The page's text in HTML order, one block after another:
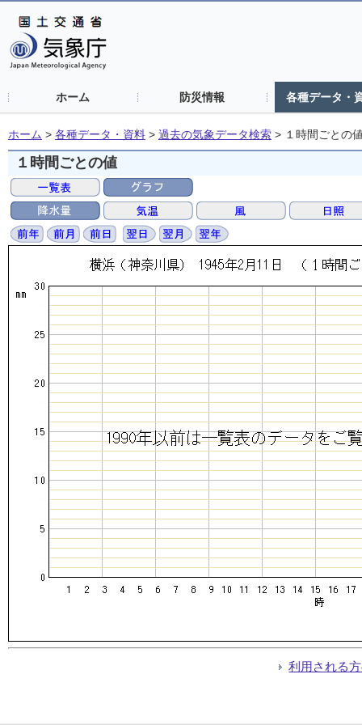
ホーム 防災情報 各種データ・
ホーム > 各種データ・資料 > 過去の気象データ検索 > １時間ごとの
１時間ごとの値
利用される